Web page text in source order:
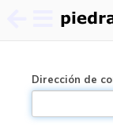
contenido
principal
Dirección de